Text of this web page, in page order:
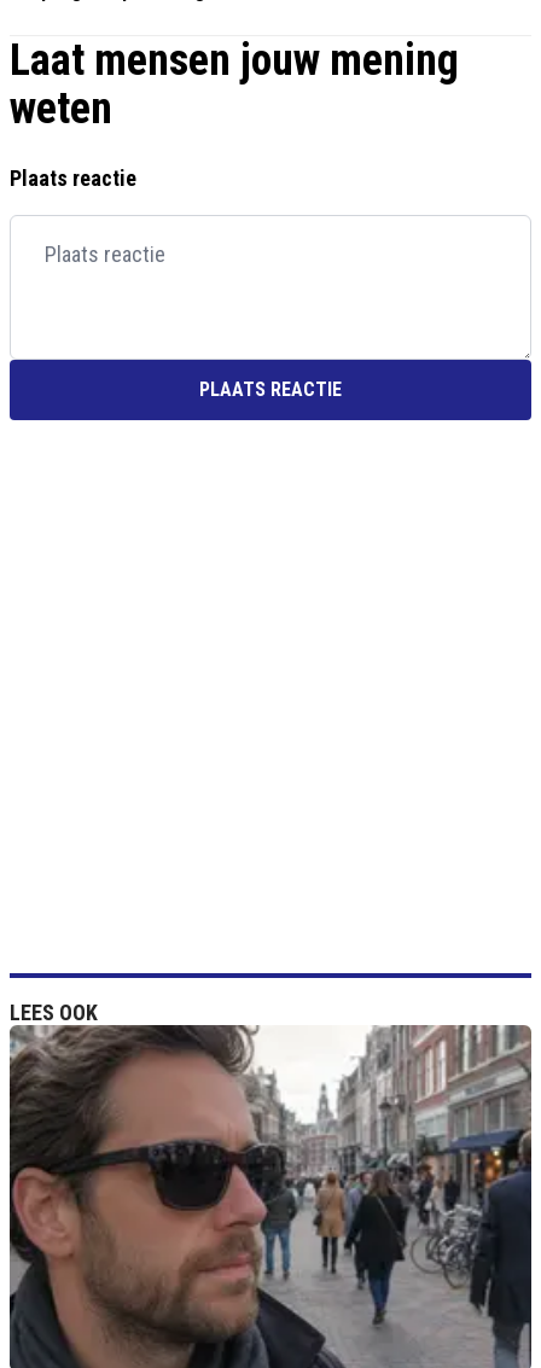
Laat mensen jouw mening
weten
Plaats reactie
PLAATS REACTIE
LEES OOK